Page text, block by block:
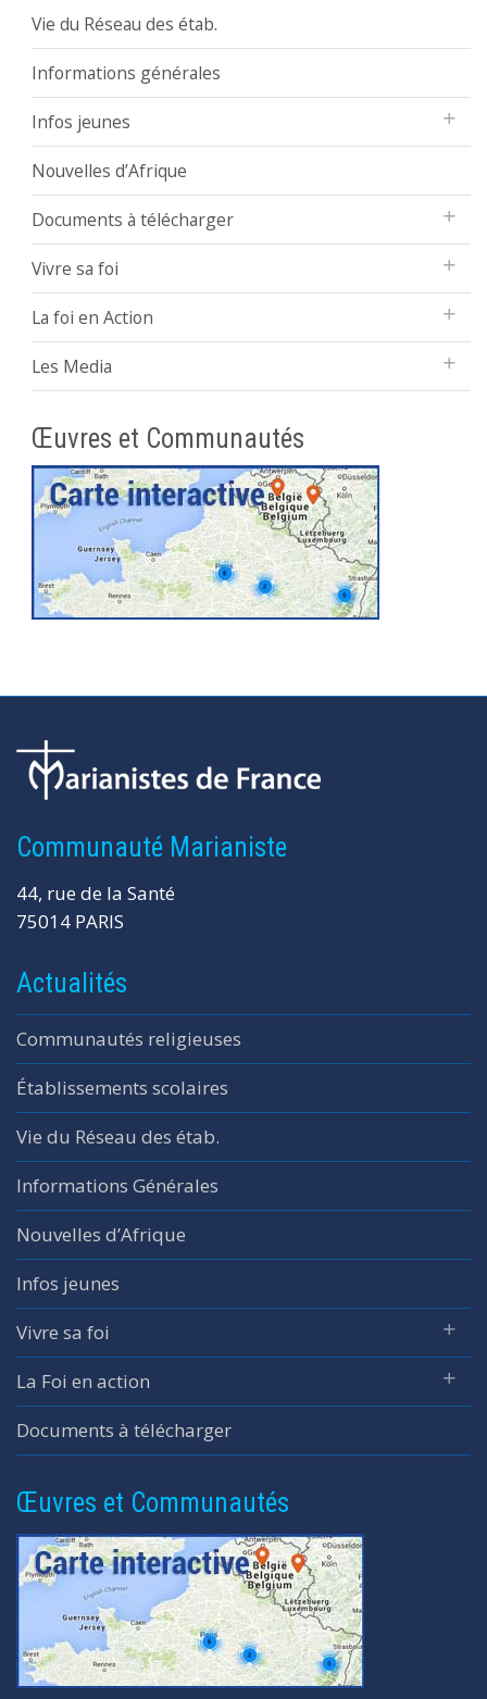
Vie du Réseau des étab.
Informations générales
Infos jeunes
Nouvelles d’Afrique
Documents à télécharger
Vivre sa foi
La foi en Action
Les Media
Œuvres et Communautés
Communauté Marianiste
44, rue de la Santé
75014 PARIS
Actualités
Communautés religieuses
Établissements scolaires
Vie du Réseau des étab.
Informations Générales
Nouvelles d’Afrique
Infos jeunes
Vivre sa foi
La Foi en action
Documents à télécharger
Œuvres et Communautés